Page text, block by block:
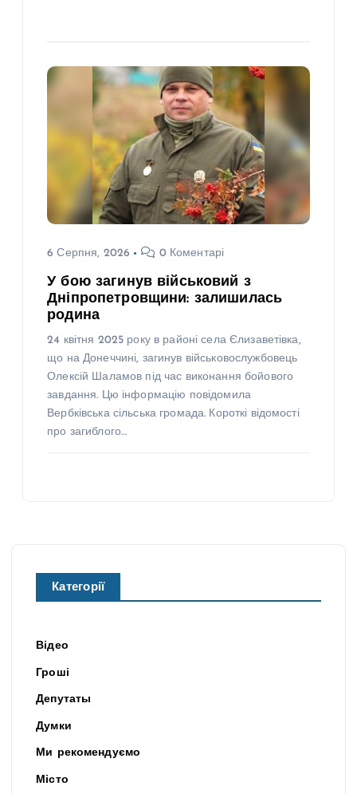
6 Серпня, 2026 0 Коментарі
У бою загинув військовий з
Дніпропетровщини: залишилась
родина
24 квітня 2025 року в районі села Єлизаветівка,
що на Донеччині, загинув військовослужбовець
Олексій Шаламов під час виконання бойового
завдання. Цю інформацію повідомила
Вербківська сільська громада. Короткі відомості
про загиблого…
Категорії
Відео
Гроші
Депутаты
Думки
Ми рекомендуємо
Місто